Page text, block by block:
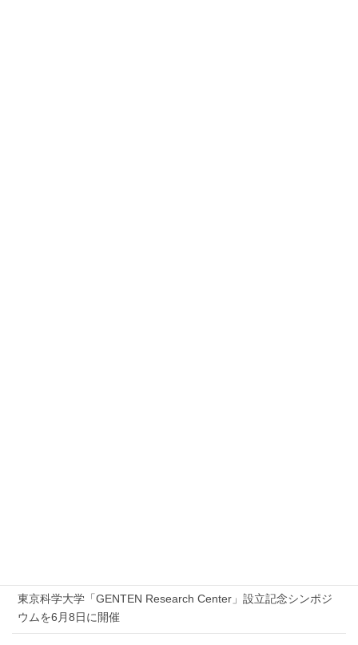
東京科学大学「GENTEN Research Center」設立記念シンポジ
ウムを6月8日に開催